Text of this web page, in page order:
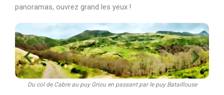
panoramas, ouvrez grand les yeux !
Du col de Cabre au puy Griou en passant par le puy Bataillouse